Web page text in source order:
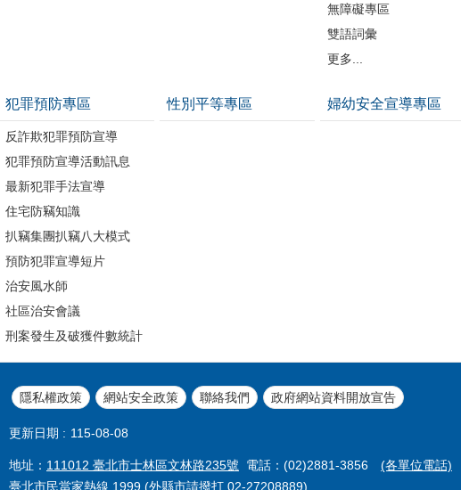
無障礙專區
雙語詞彙
更多...
犯罪預防專區
反詐欺犯罪預防宣導
犯罪預防宣導活動訊息
最新犯罪手法宣導
住宅防竊知識
扒竊集團扒竊八大模式
預防犯罪宣導短片
治安風水師
社區治安會議
刑案發生及破獲件數統計
性別平等專區 婦幼安全宣導專區
隱私權政策 網站安全政策 聯絡我們 政府網站資料開放宣告
更新日期 115-08-08
地址： 111012 臺北市士林區文林路235號 電話：(02)2881-3856 (各單位電話)
臺北市民當家熱線 1999 (外縣市請撥打 02-27208889)